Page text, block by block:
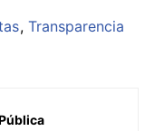
Transparencia